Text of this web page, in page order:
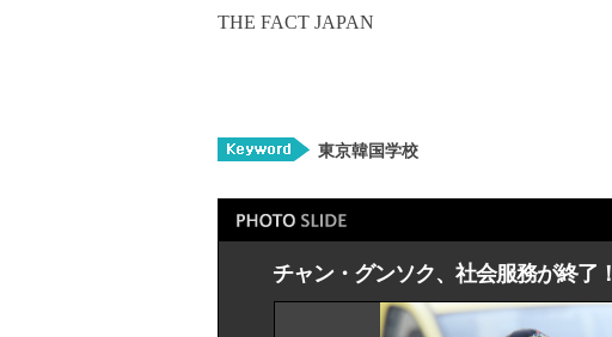
THE FACT JAPAN
東京韓国学校
チャン・グンソク、社会服務が終了！